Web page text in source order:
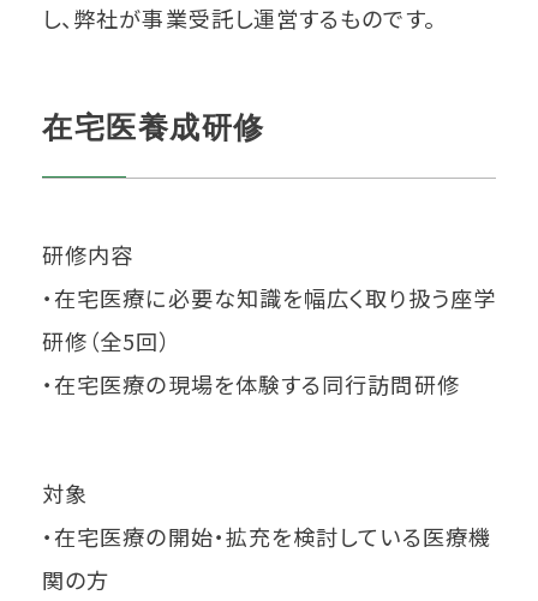
し、弊社が事業受託し運営するものです。
在宅医養成研修
研修内容
・在宅医療に必要な知識を幅広く取り扱う座学
研修（全5回）
・在宅医療の現場を体験する同行訪問研修
対象
・在宅医療の開始・拡充を検討している医療機
関の方